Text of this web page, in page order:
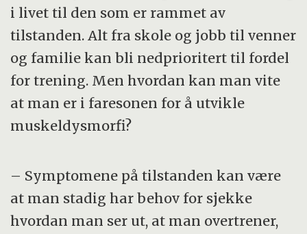
i livet til den som er rammet av
tilstanden. Alt fra skole og jobb til venner
og familie kan bli nedprioritert til fordel
for trening. Men hvordan kan man vite
at man er i faresonen for å utvikle
muskeldysmorfi?
– Symptomene på tilstanden kan være
at man stadig har behov for sjekke
hvordan man ser ut, at man overtrener,